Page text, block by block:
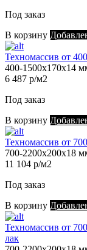
Под заказ
В корзину
Техномассив от
400-1500х170х14
6 487 р/м2
Под заказ
В корзину
Техномассив от
700-2200х200х18
11 104 р/м2
Под заказ
В корзину
Техномассив от
лак